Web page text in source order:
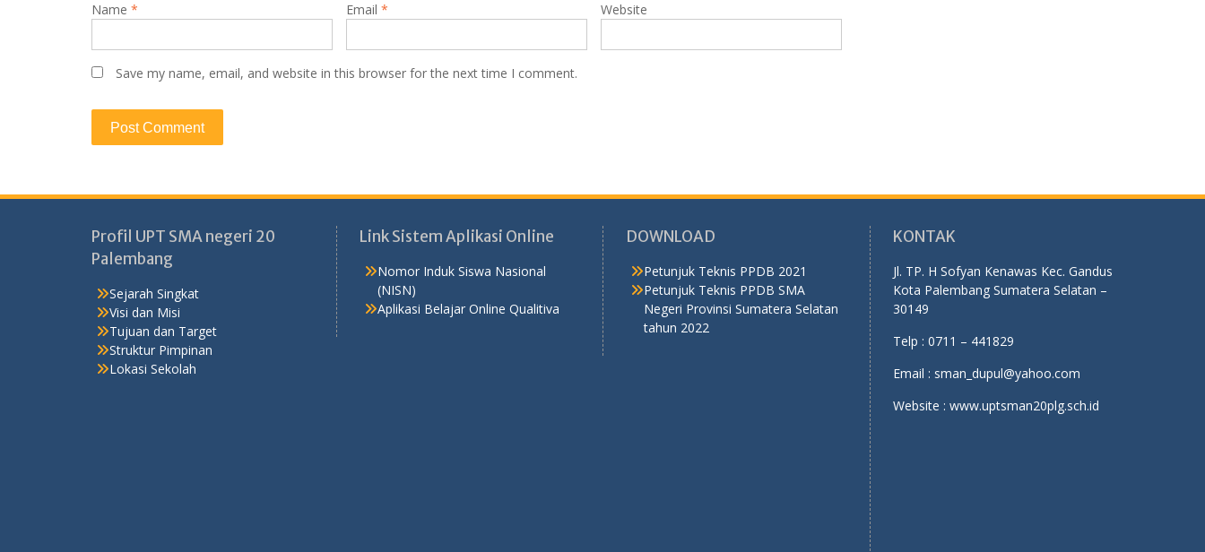
Name * Email * Website
Save my name, email, and website in this browser for the next time I comment.
Profil UPT SMA negeri 20
Palembang
Sejarah Singkat
Visi dan Misi
Tujuan dan Target
Struktur Pimpinan
Lokasi Sekolah
Link Sistem Aplikasi Online
Nomor Induk Siswa Nasional
(NISN)
Aplikasi Belajar Online Qualitiva
DOWNLOAD
Petunjuk Teknis PPDB 2021
Petunjuk Teknis PPDB SMA
Negeri Provinsi Sumatera Selatan
tahun 2022
KONTAK
Jl. TP. H Sofyan Kenawas Kec. Gandus
Kota Palembang Sumatera Selatan –
30149
Telp : 0711 – 441829
Email : sman_dupul@yahoo.com
Website : www.uptsman20plg.sch.id